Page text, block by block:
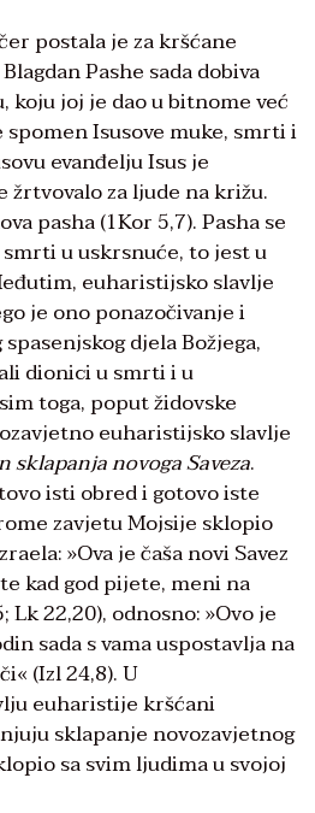
postala je za kršćane
Blagdan Pashe sada dobiva
joj je dao u bitnome već
spomen Isusove muke, smrti i
evanđelju Isus je
žrtvovalo za ljude na križu.
pasha (1Kor 5,7). Pasha se
u uskrsnuće, to jest u
euharistijsko slavlje
je ono ponazočivanje i
djela Božjega,
dionici u smrti i u
toga, poput židovske
euharistijsko slavlje
sklapanja novoga Saveza.
isti obred i gotovo iste
zavjetu Mojsije sklopio
»Ova je čaša novi Savez
kad god pijete, meni na
Lk 22,20), odnosno: »Ovo je
sada s vama uspostavlja na
(Izl 24,8). U
euharistije kršćani
sklapanje novozavjetnog
sa svim ljudima u svojoj